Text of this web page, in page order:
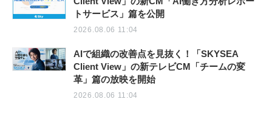
トサービス」篇を公開
2026.08.06 11:04
AIで組織の改善点を見抜く！「SKYSEA
Client View」の新テレビCM「チームの変
革」篇の放映を開始
2026.08.06 11:04